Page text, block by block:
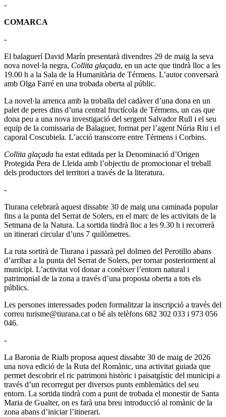
-
COMARCA
-
El balaguerí David Marín presentarà divendres 29 de maig la seva
nova novel·la negra, Collita glaçada, en un acte que tindrà lloc a les
19.00 h a la Sala de la Humanitària de Térmens. L’autor conversarà
amb Olga Farré en una trobada oberta al públic.
La novel·la arrenca amb la troballa del cadàver d’una dona en un
palet de peres dins d’una central fructícola de Térmens, un cas que
dona peu a una nova investigació del sergent Salvador Rull i el seu
equip de la comissaria de Balaguer, format per l’agent Núria Riu i el
caporal Coscubiela. L’acció transcorre entre Térmens i Corbins.
Collita glaçada ha estat editada per la Denominació d’Origen
Protegida Pera de Lleida amb l’objectiu de promocionar el treball
dels productors del territori a través de la literatura.
-
Tiurana celebrarà aquest dissabte 30 de maig una caminada popular
fins a la punta del Serrat de Solers, en el marc de les activitats de la
Setmana de la Natura. La sortida tindrà lloc a les 9.30 h i recorrerà
un itinerari circular d’uns 7 quilòmetres.
La ruta sortirà de Tiurana i passarà pel dolmen del Perotillo abans
d’arribar a la punta del Serrat de Solers, per tornar posteriorment al
municipi. L’activitat vol donar a conèixer l’entorn natural i
patrimonial de la zona a través d’una proposta oberta a tots els
públics.
Les persones interessades poden formalitzar la inscripció a través del
correu turisme@tiurana.cat o bé als telèfons 682 302 033 i 973 056
046.
-
La Baronia de Rialb proposa aquest dissabte 30 de maig de 2026
una nova edició de la Ruta del Romànic, una activitat guiada que
permet descobrir el ric patrimoni històric i paisatgístic del municipi a
través d’un recorregut per diversos punts emblemàtics del seu
entorn. La sortida tindrà com a punt de trobada el monestir de Santa
Maria de Gualter, on es farà una breu introducció al romànic de la
zona abans d’iniciar l’itinerari.